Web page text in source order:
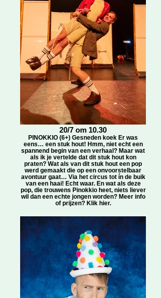
20/7 om 10.30
PINOKKIO (6+) Gesneden koek Er was
eens… een stuk hout! Hmm, niet echt een
spannend begin van een verhaal? Maar wat
als ik je vertelde dat dit stuk hout kon
praten? Wat als van dit stuk hout een pop
werd gemaakt die op een onvoorstelbaar
avontuur gaat… Via het circus tot ín de buik
van een haai! Echt waar. En wat als deze
pop, die trouwens Pinokkio heet, niets liever
wil dan een echte jongen worden? Meer info
of prijzen? Klik hier.